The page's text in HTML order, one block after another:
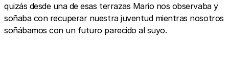
quizás desde una de esas terrazas Mario nos observaba y
soñaba con recuperar nuestra juventud mientras nosotros
soñábamos con un futuro parecido al suyo.